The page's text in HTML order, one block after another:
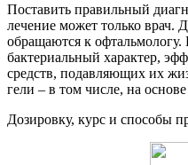
Поставить правильный
лечение может только врач.
обращаются к офтальмологу.
бактериальный характер,
средств, подавляющих их
гели – в том числе, на
Дозировку, курс и способы